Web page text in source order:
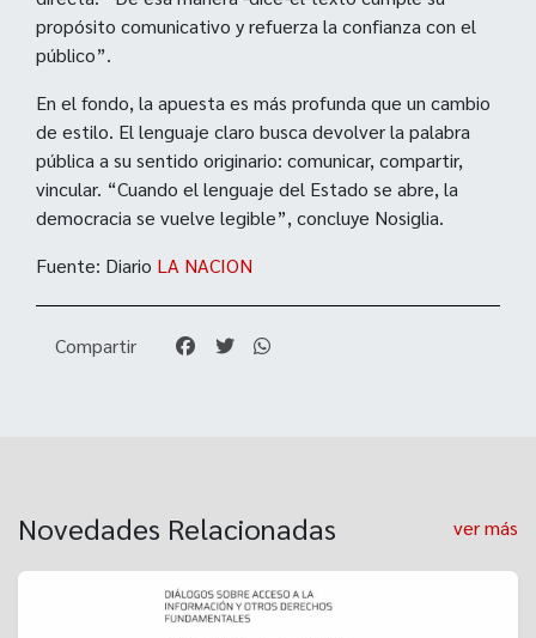
propósito comunicativo y refuerza la confianza con el
público”.
En el fondo, la apuesta es más profunda que un cambio
de estilo. El lenguaje claro busca devolver la palabra
pública a su sentido originario: comunicar, compartir,
vincular. “Cuando el lenguaje del Estado se abre, la
democracia se vuelve legible”, concluye Nosiglia.
Fuente: Diario LA NACION
Compartir
Novedades Relacionadas ver más